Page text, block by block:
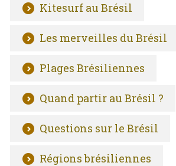
Kitesurf au Brésil
Les merveilles du Brésil
Plages Brésiliennes
Quand partir au Brésil ?
Questions sur le Brésil
Régions brésiliennes